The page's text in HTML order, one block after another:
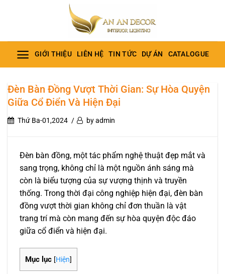
dung
GIỚI THIỆU LIÊN HỆ TIN TỨC DỰ ÁN CATALOGUE
Đèn Bàn Đồng Vượt Thời Gian: Sự Hòa Quyện
Giữa Cổ Điển Và Hiện Đại
Thứ Ba-01,2024 by admin
Đèn bàn đồng, một tác phẩm nghệ thuật đẹp mắt và
sang trọng, không chỉ là một nguồn ánh sáng mà
còn là biểu tượng của sự vượng thịnh và truyền
thống. Trong thời đại công nghiệp hiện đại, đèn bàn
đồng vượt thời gian không chỉ đơn thuần là vật
trang trí mà còn mang đến sự hòa quyện độc đáo
giữa cổ điển và hiện đại.
Mục lục [Hiện]